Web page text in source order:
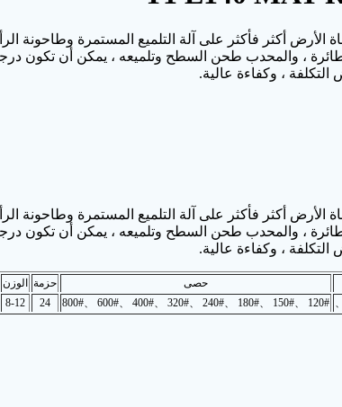
أكثر فأكثر على آلة التلميع المستمرة وطاحونة
، وكفاءة عالية.
أكثر فأكثر على آلة التلميع المستمرة وطاحونة
، وكفاءة عالية.
حصى حزمة الوزن
120# 、150# 、180# 、240# 、320# 、400# 、600# 、800#
24
8-12